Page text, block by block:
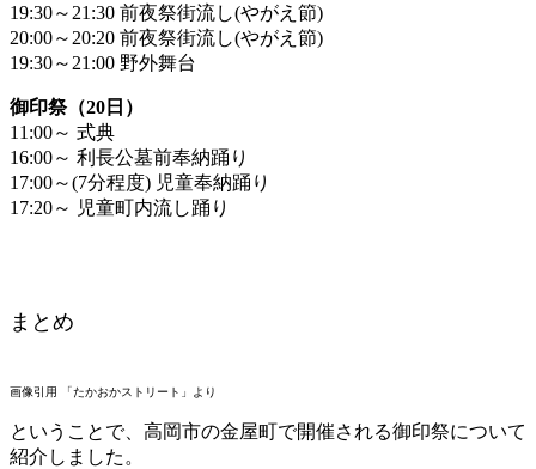
19:30～21:30 前夜祭街流し(やがえ節)
20:00～20:20 前夜祭街流し(やがえ節)
19:30～21:00 野外舞台
御印祭（20日）
11:00～ 式典
16:00～ 利長公墓前奉納踊り
17:00～(7分程度) 児童奉納踊り
17:20～ 児童町内流し踊り
まとめ
画像引用 「たかおかストリート」より
ということで、高岡市の金屋町で開催される御印祭について
紹介しました。